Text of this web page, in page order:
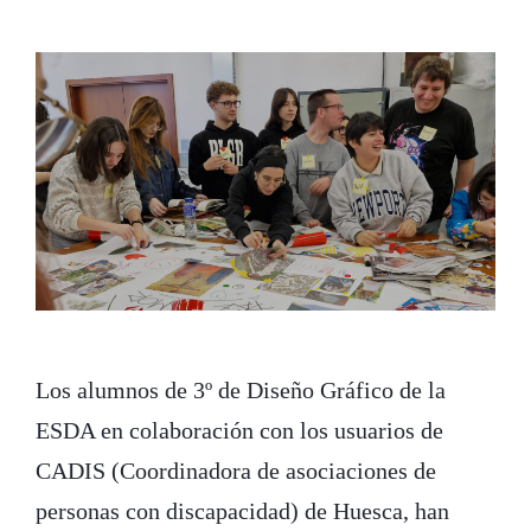
Los alumnos de 3º de Diseño Gráfico de la
ESDA en colaboración con los usuarios de
CADIS (Coordinadora de asociaciones de
personas con discapacidad) de Huesca, han